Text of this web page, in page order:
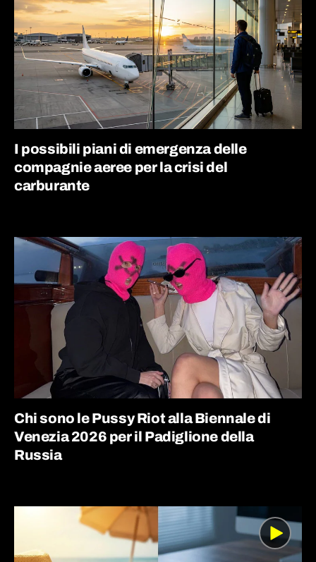
I possibili piani di emergenza delle
compagnie aeree per la crisi del
carburante
Chi sono le Pussy Riot alla Biennale di
Venezia 2026 per il Padiglione della
Russia